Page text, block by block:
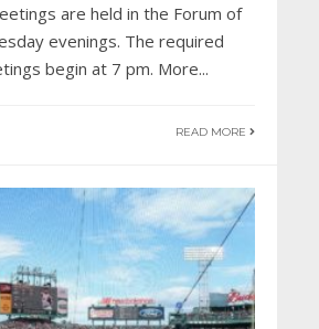
are held in the Forum of
evenings. The required
begin at 7 pm. More...
READ MORE